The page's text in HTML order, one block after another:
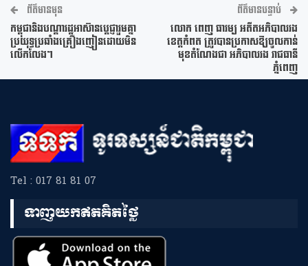
ព័ត៌មានមុន
កម្ពុជានិងបណ្ដារដ្ឋអាស៊ានប្ដេជ្ញារួមគ្នា
ប្រយុទ្ធប្រឆាំងគ្រឿងញៀនដោយមិន
លើកលែង។
ព័ត៌មានបន្ទាប់
លោក ពេញ ធារម្យ អតីតអភិបាលរង
ខេត្តកំពត ត្រូវបានប្រកាសឱ្យចូលកាន់
មុខតំណែងជា អភិបាលរង រាជធានី
ភ្នំពេញ
Tel : 017 81 81 07
ទាញយកឥតគិតថ្លៃ